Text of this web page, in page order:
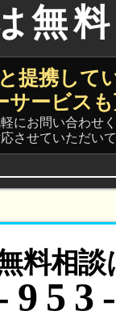
無料
提携して
ービスも
にお問い合わせく
させていただいて
料相